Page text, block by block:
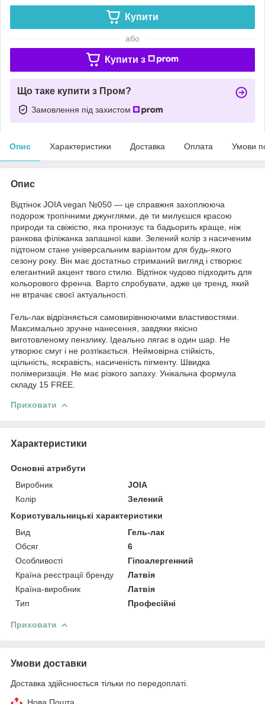
Купити
або
Купити з
Що таке купити з Пром?
Замовлення під захистом
Опис Характеристики Доставка Оплата Умови
Опис
Відтінок JOIA vegan №050 — це справжня захоплююча
подорож тропічними джунглями, де ти милуєшся красою
природи та свіжістю, яка пронизує та бадьорить краще, ніж
ранкова філіжанка запашної кави. Зелений колір з насиченим
підтоном стане універсальним варіантом для будь-якого
сезону року. Він має достатньо стриманий вигляд і створює
елегантний акцент твого стилю. Відтінок чудово підходить для
кольорового френча. Варто спробувати, адже це тренд, який
не втрачає своєї актуальності.
Гель-лак відрізняється самовирівнюючими властивостями.
Максимально зручне нанесення, завдяки якісно
виготовленому пензлику. Ідеально лягає в один шар. Не
утворює смуг і не розтікається. Неймовірна стійкість,
щільність, яскравість, насиченість пігменту. Швидка
полімеризація. Не має різкого запаху. Унікальна формула
складу 15 FREE.
Приховати
Характеристики
Основні атрибути
Виробник
JOIA
Колір
Зелений
Користувальницькі характеристики
Вид
Гель-лак
Обсяг
6
Особливості
Гіпоалергенний
Країна реєстрації бренду
Латвія
Країна-виробник
Латвія
Тип
Професійні
Приховати
Умови доставки
Доставка здійснюється тільки по передоплаті.
Нова Пошта